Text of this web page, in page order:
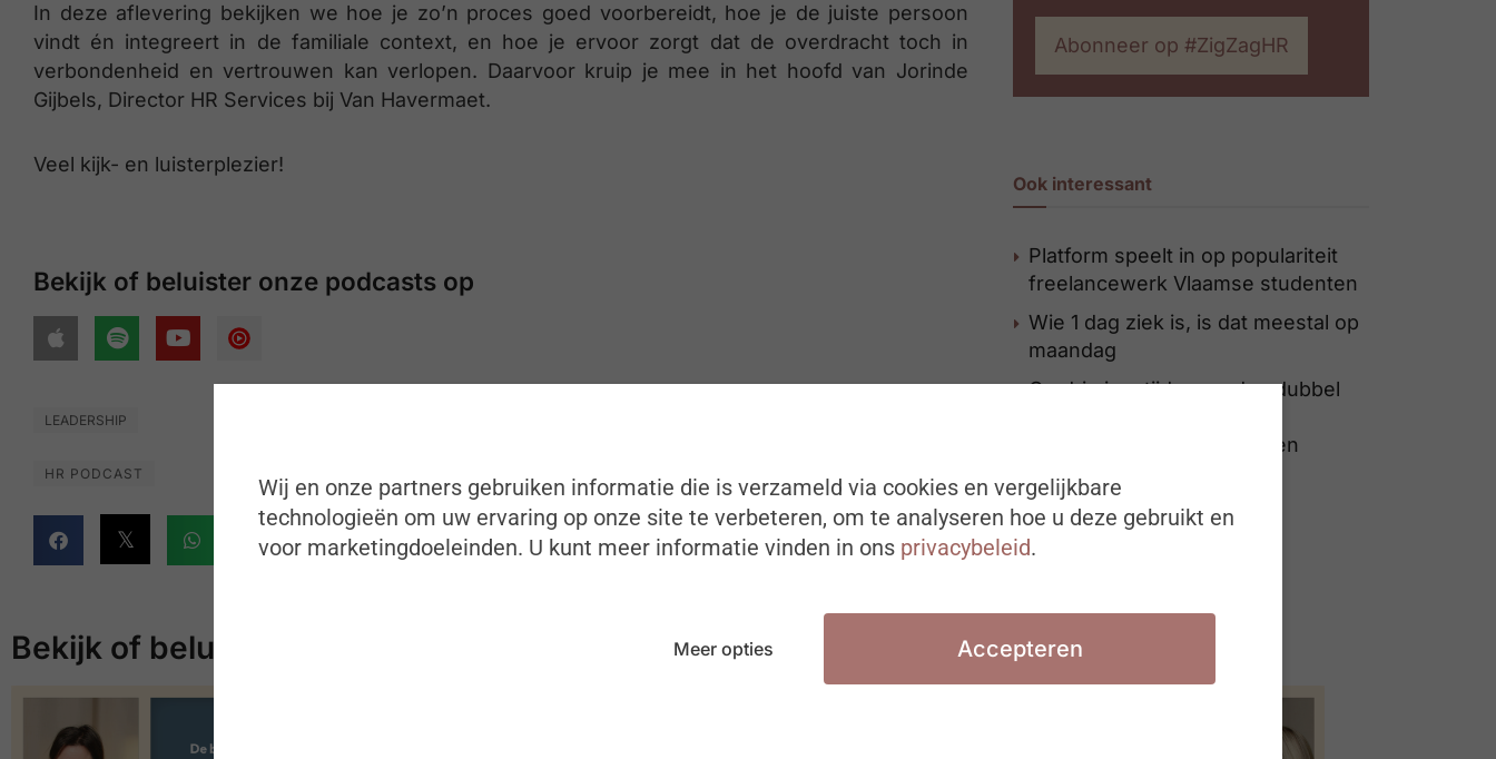
In deze aflevering bekijken we hoe je zo’n proces goed voorbereidt, hoe je de juiste persoon
vindt én integreert in de familiale context, en hoe je ervoor zorgt dat de overdracht toch in
verbondenheid en vertrouwen kan verlopen. Daarvoor kruip je mee in het hoofd van Jorinde
Gijbels, Director HR Services bij Van Havermaet.
Veel kijk- en luisterplezier!
Bekijk of beluister onze podcasts op
LEADERSHIP
HR PODCAST
Abonneer op #ZigZagHR
Ook interessant
Platform speelt in op populariteit
freelancewerk Vlaamse studenten
Wie 1 dag ziek is, is dat meestal op
maandag
Op drie jaar tijd meer dan dubbel
mobiliteitsbudget aanbieden
Bekijk of beluister meer
Wij en onze partners gebruiken informatie die is verzameld via cookies en vergelijkbare
technologieën om uw ervaring op onze site te verbeteren, om te analyseren hoe u deze gebruikt en
voor marketingdoeleinden. U kunt meer informatie vinden in ons privacybeleid.
Meer opties Accepteren